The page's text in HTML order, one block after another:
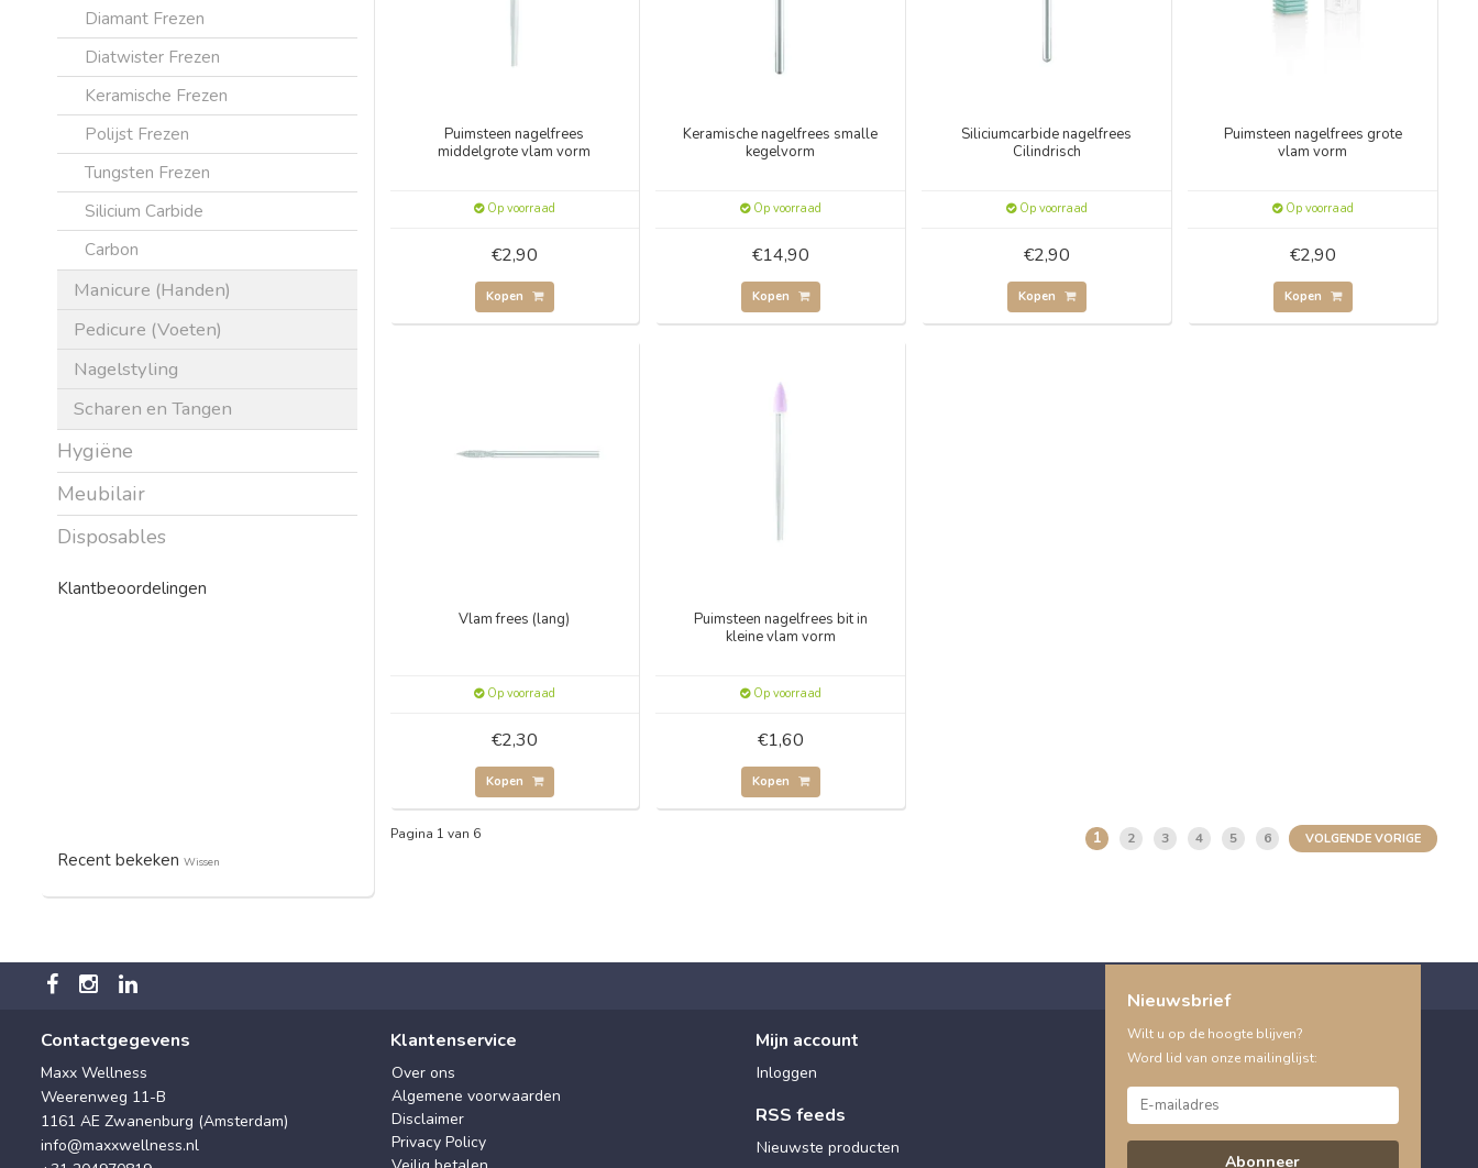
Diamant Frezen
Diatwister Frezen
Keramische Frezen
Polijst Frezen
Tungsten Frezen
Silicium Carbide
Carbon
Manicure (Handen)
Pedicure (Voeten)
Nagelstyling
Scharen en Tangen
Hygiëne
Meubilair
Disposables
Klantbeoordelingen
Recent bekeken Wissen
Puimsteen nagelfrees
middelgrote vlam vorm
Op voorraad
€2,90
Kopen
Keramische nagelfrees smalle
kegelvorm
Op voorraad
€14,90
Kopen
Siliciumcarbide nagelfrees
Cilindrisch
Op voorraad
€2,90
Kopen
Puimsteen nagelfrees grote
vlam vorm
Op voorraad
€2,90
Kopen
Vlam frees (lang)
Op voorraad
€2,30
Kopen
Puimsteen nagelfrees bit in
kleine vlam vorm
Op voorraad
€1,60
Kopen
Pagina 1 van 6 1 2 3 4 5 6 VOLGENDE VORIGE
Contactgegevens
Maxx Wellness
Weerenweg 11-B
1161 AE Zwanenburg (Amsterdam)
info@maxxwellness.nl
Klantenservice
Over ons
Algemene voorwaarden
Disclaimer
Privacy Policy
Mijn account
Inloggen
RSS feeds
Nieuwste producten
Nieuwsbrief
Wilt u op de hoogte blijven?
Word lid van onze mailinglijst:
Abonneer